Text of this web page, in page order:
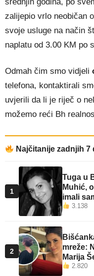
zalijepio vrlo neobičan
svoje usluge na način
naplatu od 3.00 KM po
Odmah čim smo vidjeli
telefona, kontaktirali
uvjerili da li je riječ o
možemo reći Bh
Najčitanije zadnjih 7
1
Tuga u
Muhić,
imali
3.138
2
mreže:
Marija
2.820